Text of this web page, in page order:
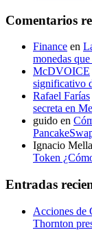
Comentarios
Finance en
monedas
McDVOICE
significativo
Rafael Farías
secreta en
guido en
Ignacio
Token
Entradas
Acciones de
Thornton